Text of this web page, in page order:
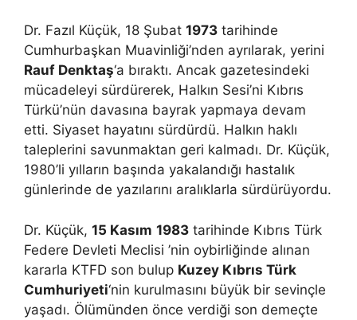
Dr. Fazıl Küçük, 18 Şubat 1973 tarihinde
Cumhurbaşkan Muavinliği’nden ayrılarak, yerini
Rauf Denktaş‘a bıraktı. Ancak gazetesindeki
mücadeleyi sürdürerek, Halkın Sesi’ni Kıbrıs
Türkü’nün davasına bayrak yapmaya devam
etti. Siyaset hayatını sürdürdü. Halkın haklı
taleplerini savunmaktan geri kalmadı. Dr. Küçük,
1980’li yılların başında yakalandığı hastalık
günlerinde de yazılarını aralıklarla sürdürüyordu.
Dr. Küçük, 15 Kasım 1983 tarihinde Kıbrıs Türk
Federe Devleti Meclisi ’nin oybirliğinde alınan
kararla KTFD son bulup Kuzey Kıbrıs Türk
Cumhuriyeti‘nin kurulmasını büyük bir sevinçle
yaşadı. Ölümünden önce verdiği son demeçte